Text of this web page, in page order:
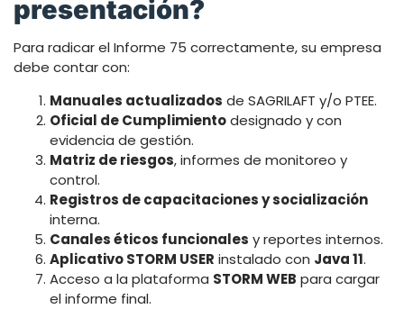
presentación?
Para radicar el Informe 75 correctamente, su empresa
debe contar con:
Manuales actualizados de SAGRILAFT y/o PTEE.
Oficial de Cumplimientodesignado y con
evidencia de gestión.
Matriz de riesgos, informes de monitoreo y
control.
Registros de capacitaciones y socialización
interna.
Canales éticos funcionales y reportes internos.
Aplicativo STORM USER instalado con Java 11.
Acceso a la plataforma STORM WEB para cargar
el informe final.